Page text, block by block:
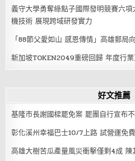
義守大學勇奪綠點子國際發明競賽六
機技術 展現跨域研發實力
「88節父愛如山 感恩傳情」高雄郵局
新加坡TOKEN2049重磅回歸 年度行
好文推薦
基隆市長謝國樑罷免案 罷團自行宣布
彰化溪州幸福巴士10/7上路 試營運免
高雄大樹苦瓜產量風災衝擊僅剩4成 陳